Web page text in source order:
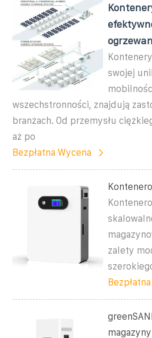
swojej
wszechstronności, znajdują
branżach. Od przemysłu
aż po
Bezpłatna Wycena
zalety